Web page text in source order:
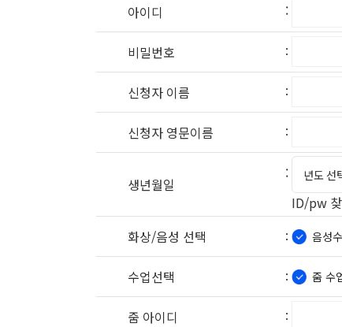
아이디 :
비밀번호 :
신청자 이름 :
신청자 영문이름 :
생년월일
:
ID/pw
화상/음성 선택
: 음성
수업선택 : 줌 수
줌 아이디 :